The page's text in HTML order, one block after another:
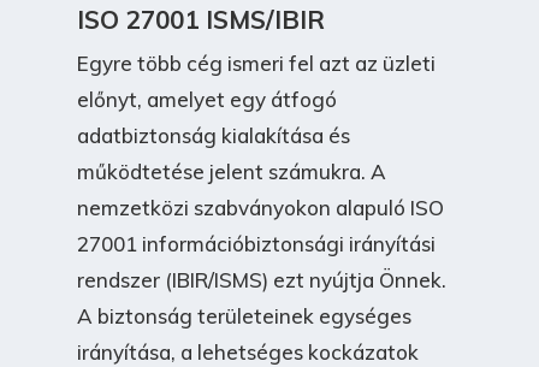
ISO 27001 ISMS/IBIR
Egyre több cég ismeri fel azt az üzleti
előnyt, amelyet egy átfogó
adatbiztonság kialakítása és
működtetése jelent számukra. A
nemzetközi szabványokon alapuló ISO
27001 információbiztonsági irányítási
rendszer (IBIR/ISMS) ezt nyújtja Önnek.
A biztonság területeinek egységes
irányítása, a lehetséges kockázatok